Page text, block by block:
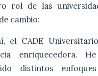
rol de las
cambio:
el CADE
enriquecedora.
distintos